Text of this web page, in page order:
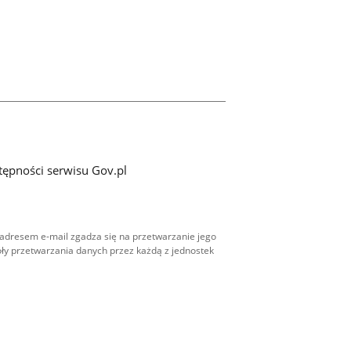
serwisu Gov.pl
e-mail zgadza się na przetwarzanie jego
przetwarzania danych przez każdą z jednostek